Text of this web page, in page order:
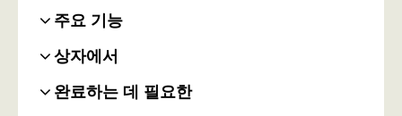
주요 기능
상자에서
완료하는 데 필요한